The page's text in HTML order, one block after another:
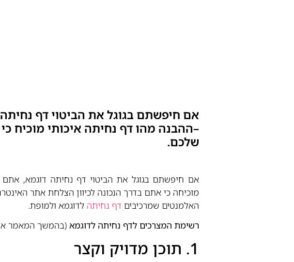
אם חיפשתם בגוגל את הביטוי דף
–ההבנה מהו דף נחיתה איכותי מוכיח
שלכם.
אם חיפשתם בגוגל את הביטוי דף נחיתה דוגמא,
מוכיחה כי אתם בדרך הנכונה לכיוון הצלחת אתר
האלמנטים שמרכיבים דף נחיתה לדוגמא ולמופת.
רשימת המצרכים לדף נחיתה לדוגמא (בהמשך המאמר
1. תוכן מדויק וקצר